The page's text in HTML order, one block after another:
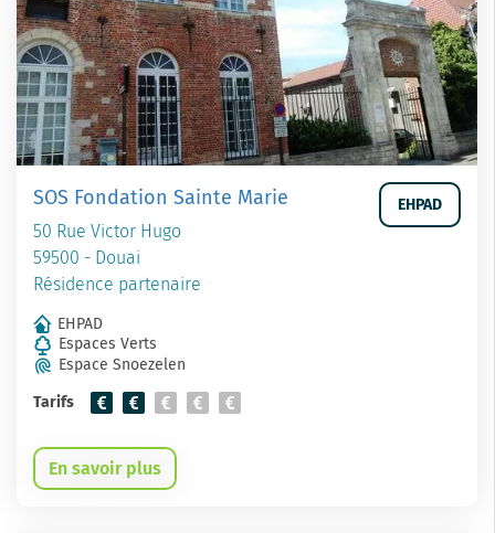
SOS Fondation Sainte Marie
50 Rue Victor Hugo
59500 - Douai
Résidence partenaire
EHPAD
EHPAD
Espaces Verts
Espace Snoezelen
Tarifs
En savoir plus